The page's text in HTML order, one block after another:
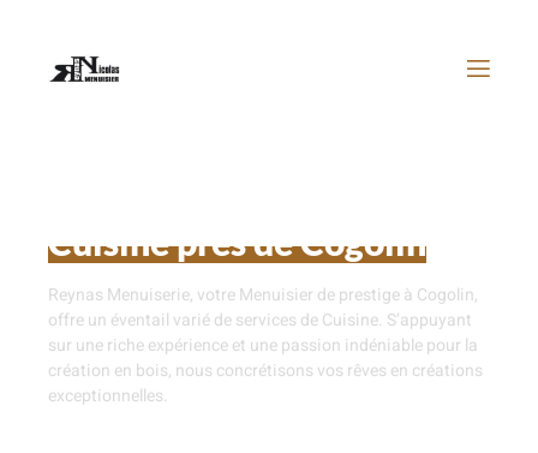
Cuisine près de Cogolin
Reynas Menuiserie, votre Menuisier de prestige à Cogolin,
offre un éventail varié de services de Cuisine. S’appuyant
sur une riche expérience et une passion indéniable pour la
création en bois, nous concrétisons vos rêves en créations
exceptionnelles.